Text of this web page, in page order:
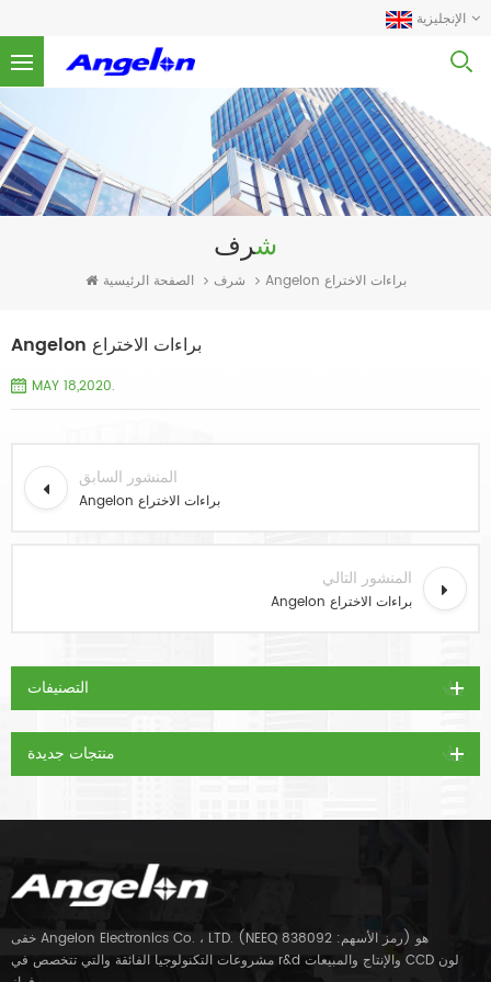
الإنجليزية
شرف
الصفحة الرئيسية شرف Angelon براءات الاختراع
Angelon براءات الاختراع
MAY 18,2020.
المنشور السابق
Angelon براءات الاختراع
المنشور التالي
Angelon براءات الاختراع
التصنيفات
منتجات جديدة
خفى Angelon Electronics Co. ، LTD. (NEEQ رمز الأسهم: 838092) هو
مشروعات التكنولوجيا الفائقة والتي تتخصص في r&d والإنتاج والمبيعات CCD لون